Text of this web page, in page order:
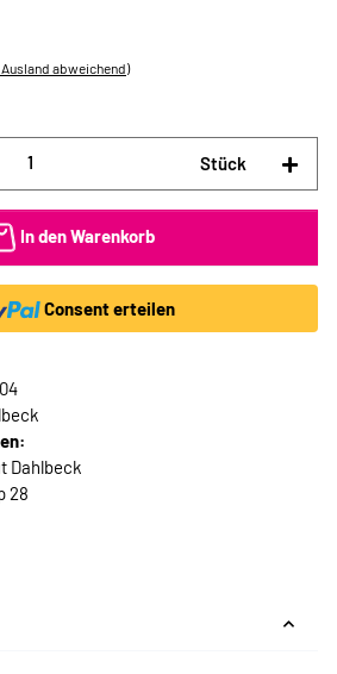
Ausland abweichend)
Stück
In den Warenkorb
Consent erteilen
Dahlbeck
28